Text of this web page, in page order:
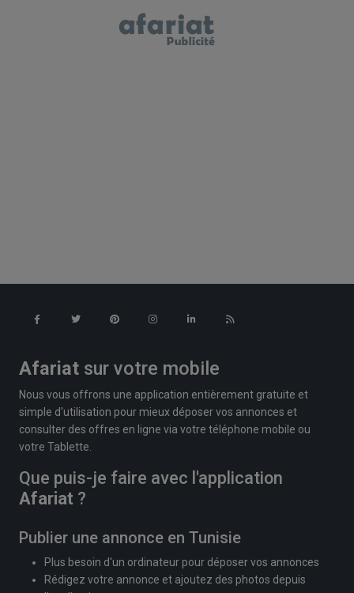
Afariat sur votre mobile
Nous vous offrons une application entièrement gratuite et
simple d'utilisation pour mieux déposer vos annonces et
consulter des offres en ligne via votre téléphone mobile ou
votre Tablette.
Que puis-je faire avec l'application
Afariat ?
Publier une annonce en Tunisie
Plus besoin d'un ordinateur pour déposer vos annonces
Rédigez votre annonce et ajoutez des photos depuis